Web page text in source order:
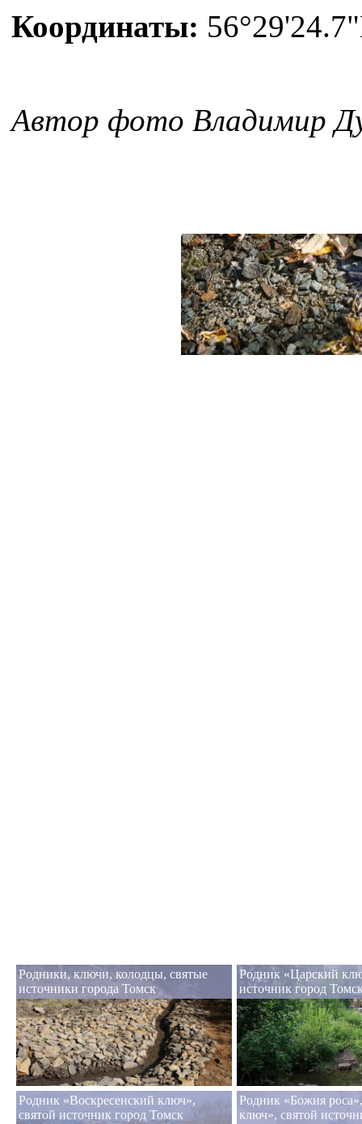
Координаты:
Автор фото Владимир
Родники, ключи, колодцы, святые
источники города Томск
Родник «Царский
источник город
Родник «Воскресенский ключ»,
святой источник город Томск
Родник «Божия
ключ», святой